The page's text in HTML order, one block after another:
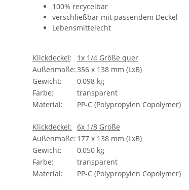
100% recycelbar
verschließbar mit passendem Deckel
Lebensmittelecht
Klickdeckel:
1x 1/4 Größe quer
Außenmaße:356 x 138 mm (LxB)
Gewicht:
0,098 kg
Farbe:
transparent
Material:
PP-C (Polypropylen Copolymer)
Klickdeckel: 6x 1/8 Größe
Außenmaße: 177 x 138 mm (LxB)
Gewicht:
0,050 kg
Farbe:
transparent
Material:
PP-C (Polypropylen Copolymer)